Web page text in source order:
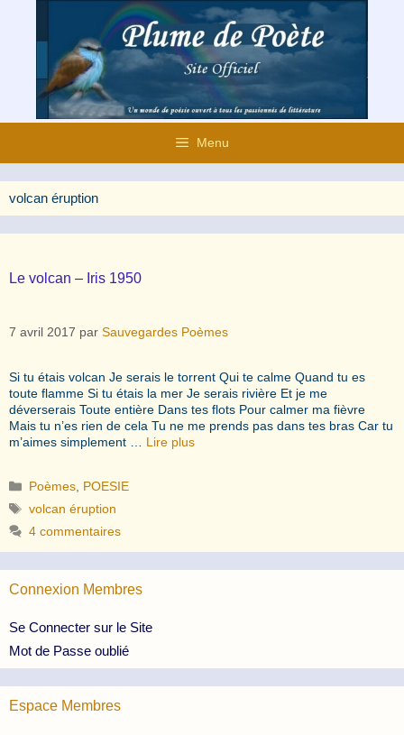
contenu
Menu
volcan éruption
Le volcan – Iris 1950
7 avril 2017 par Sauvegardes Poèmes
Si tu étais volcan Je serais le torrent Qui te calme Quand tu es
toute flamme Si tu étais la mer Je serais rivière Et je me
déverserais Toute entière Dans tes flots Pour calmer ma fièvre
Mais tu n’es rien de cela Tu ne me prends pas dans tes bras Car tu
m’aimes simplement … Lire plus
Catégories
Poèmes POESIE
Étiquettes
volcan éruption
4 commentaires
Connexion Membres
Se Connecter sur le Site
Mot de Passe oublié
Espace Membres